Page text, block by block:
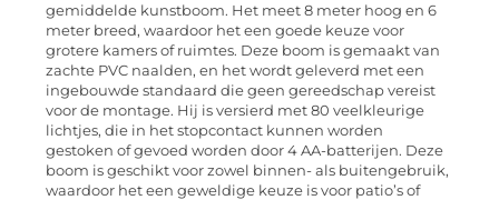
gemiddelde kunstboom. Het meet 8 meter hoog en 6
meter breed, waardoor het een goede keuze voor
grotere kamers of ruimtes. Deze boom is gemaakt van
zachte PVC naalden, en het wordt geleverd met een
ingebouwde standaard die geen gereedschap vereist
voor de montage. Hij is versierd met 80 veelkleurige
lichtjes, die in het stopcontact kunnen worden
gestoken of gevoed worden door 4 AA-batterijen. Deze
boom is geschikt voor zowel binnen- als buitengebruik,
waardoor het een geweldige keuze is voor patio’s of